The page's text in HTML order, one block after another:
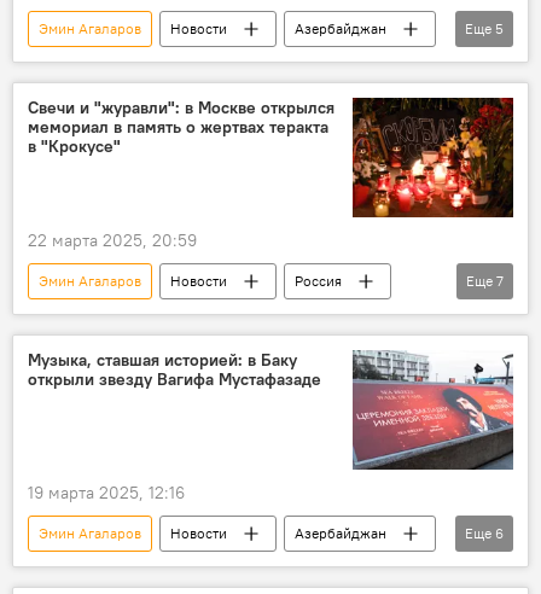
Эмин Агаларов Новости
Азербайджан
поп-музыка
Поп-звезда
премьера
Клип
Еще 5
Свечи и "журавли": в Москве открылся
мемориал в память о жертвах теракта
в "Крокусе"
22 марта 2025, 20:59
Эмин Агаларов Новости
Россия
Теракт
Москва
Мемориал
"Крокус Сити Холл"
Араз Агаларов
Общество
Траур
Еще 7
Музыка, ставшая историей: в Баку
открыли звезду Вагифа Мустафазаде
19 марта 2025, 12:16
Эмин Агаларов Новости
Азербайджан
Культура
Музыка
Мугам
Еще 6